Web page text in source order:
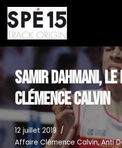
Aller
au
contenu
SAMIR DAHMANI, LE
CLÉMENCE CALVIN
12 juillet 2019
Affaire Clémence Calvin,Anti